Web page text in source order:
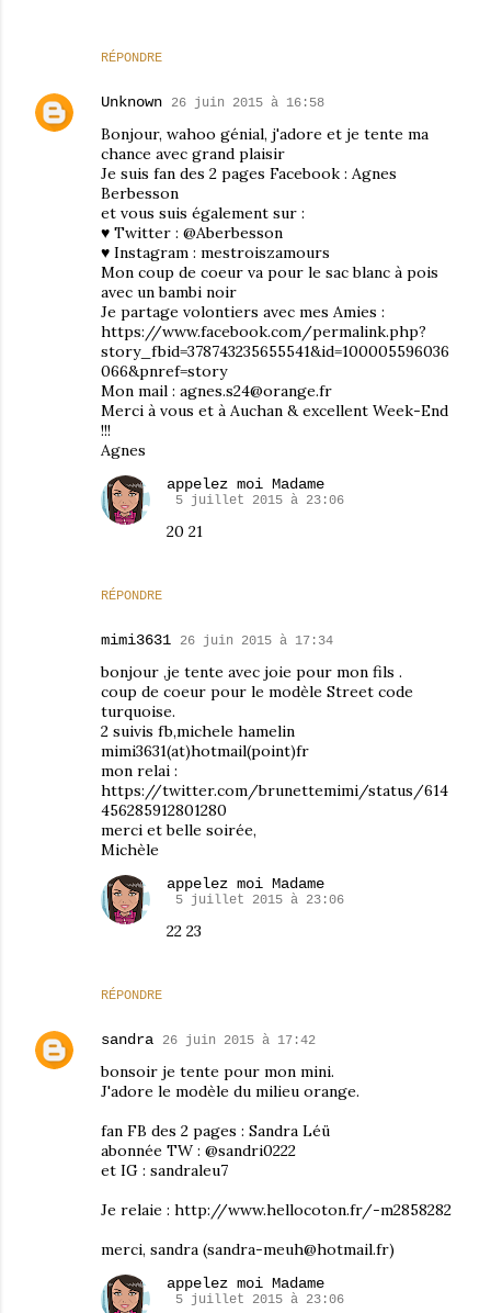
RÉPONDRE
Unknown 26 juin 2015 à 16:58
Bonjour, wahoo génial, j'adore et je tente ma
chance avec grand plaisir
Je suis fan des 2 pages Facebook : Agnes
Berbesson
et vous suis également sur :
♥ Twitter : @Aberbesson
♥ Instagram : mestroiszamours
Mon coup de coeur va pour le sac blanc à pois
avec un bambi noir
Je partage volontiers avec mes Amies :
https://www.facebook.com/permalink.php?
story_fbid=378743235655541&id=100005596036
066&pnref=story
Mon mail : agnes.s24@orange.fr
Merci à vous et à Auchan & excellent Week-End
!!!
Agnes
RÉPONDRE
appelez moi Madame
5 juillet 2015 à 23:06
20 21
mimi3631 26 juin 2015 à 17:34
bonjour ,je tente avec joie pour mon fils .
coup de coeur pour le modèle Street code
turquoise.
2 suivis fb,michele hamelin
mimi3631(at)hotmail(point)fr
mon relai :
https://twitter.com/brunettemimi/status/614
456285912801280
merci et belle soirée,
Michèle
RÉPONDRE
appelez moi Madame
5 juillet 2015 à 23:06
22 23
sandra 26 juin 2015 à 17:42
bonsoir je tente pour mon mini.
J'adore le modèle du milieu orange.
fan FB des 2 pages : Sandra Léü
abonnée TW : @sandri0222
et IG : sandraleu7
Je relaie : http://www.hellocoton.fr/-m2858282
merci, sandra (sandra-meuh@hotmail.fr)
appelez moi Madame
5 juillet 2015 à 23:06